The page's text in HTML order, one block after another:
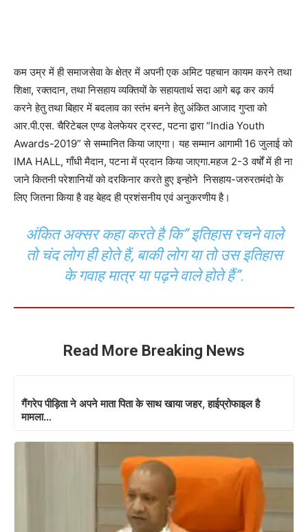
कम उम्र में ही समाजसेवा के क्षेत्र में अपनी एक अमिट पहचान कायम करने तथा
शिक्षा, रक्तदान, तथा निसहाय व्यक्तियों के सहायतार्थ सदा आगे बढ़ कर कार्य
करने हेतु तथा बिहार में बदलाव का स्तंभ बनने हेतु अंकित आजाद गुप्ता को
आर.पी.एस. चैरिटेबल एण्ड वेलफेयर ट्रस्ट, पटना द्वारा “India Youth
Awards-2019” से सम्मानित किया जाएगा। यह सम्मान आगामी 16 जुलाई को
IMA HALL, गाँधी मैदान, पटना में प्रदान किया जाएगा.महज 2-3 वर्षों में ही ना
जाने कितनी परेशानियों को दरकिनार करते हुए इन्होने निसहाय-जरुरतमंदो के
लिए जितना किया है वह बेहद ही प्रशंसनीय एवं अनुकरणीय है।
अंकित अक्सर कहा करते है कि” इतिहास रचने वाले
तो चंद लोग ही होते हैं, बाकी लोग या तो उस इतिहास
के गवाह मात्र या पढ़ने वाले होते हैं”.
Read More Breaking News
गैंगरेप पीड़िता ने अपने माता पिता के साथ खाया जहर, हाईप्रोफाइल है
मामला…